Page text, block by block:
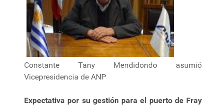
Constante Tany Mendidondo asumió
Vicepresidencia de ANP
Expectativa por su gestión para el puerto de Fray